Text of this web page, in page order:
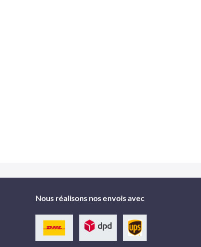
Nous réalisons nos envois avec